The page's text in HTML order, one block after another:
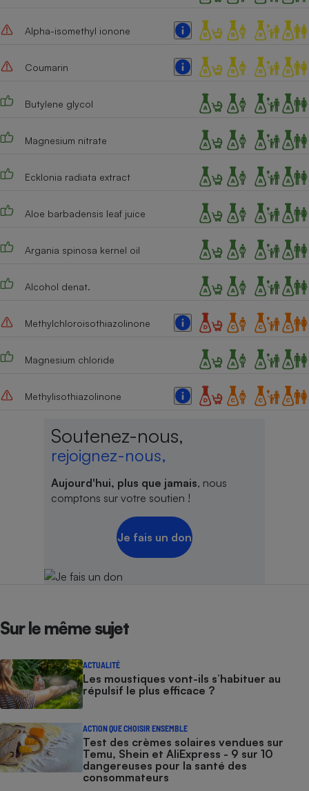
Alpha-isomethyl ionone
Coumarin
Butylene glycol
Magnesium nitrate
Ecklonia radiata extract
Aloe barbadensis leaf juice
Argania spinosa kernel oil
Alcohol denat.
Methylchloroisothiazolinone
Magnesium chloride
Methylisothiazolinone
Soutenez-nous,
rejoignez-nous,
Aujourd'hui, plus que jamais, nous
comptons sur votre soutien !
Je fais un don
Sur le même sujet
ACTUALITÉ
Les moustiques vont-ils s’habituer au
répulsif le plus efficace ?
ACTION QUE CHOISIR ENSEMBLE
Test des crèmes solaires vendues sur
Temu, Shein et AliExpress - 9 sur 10
dangereuses pour la santé des
consommateurs